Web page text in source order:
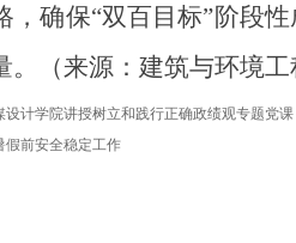
，确保“双百目标”阶段
。（来源：建筑与环境
计学院讲授树立和践行正确政绩观专题党课
假前安全稳定工作